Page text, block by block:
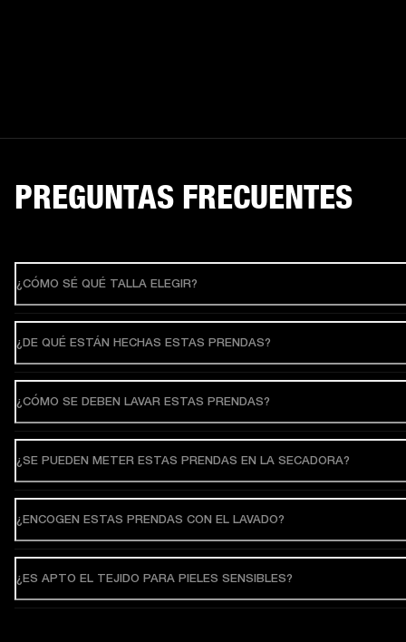
PREGUNTAS FRECUENTES
¿CÓMO SÉ QUÉ TALLA ELEGIR?
¿DE QUÉ ESTÁN HECHAS ESTAS PRENDAS?
¿CÓMO SE DEBEN LAVAR ESTAS PRENDAS?
¿SE PUEDEN METER ESTAS PRENDAS EN LA SECADORA?
¿ENCOGEN ESTAS PRENDAS CON EL LAVADO?
¿ES APTO EL TEJIDO PARA PIELES SENSIBLES?